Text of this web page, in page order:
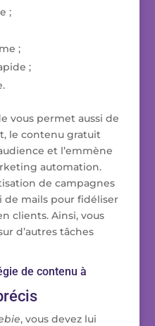
;
;
;
vous permet aussi de
le contenu gratuit
et l’emmène
automation.
de campagnes
de mails pour fidéliser
clients. Ainsi, vous
d’autres tâches
de contenu à
, vous devez lui